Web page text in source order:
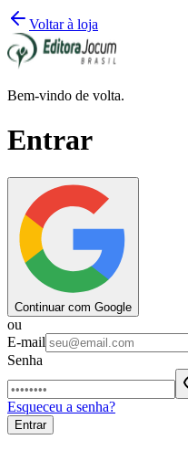
Voltar à loja
Bem-vindo de volta.
Entrar
Continuar com Google
ou
E-mail
Senha
Esqueceu a senha?
Entrar